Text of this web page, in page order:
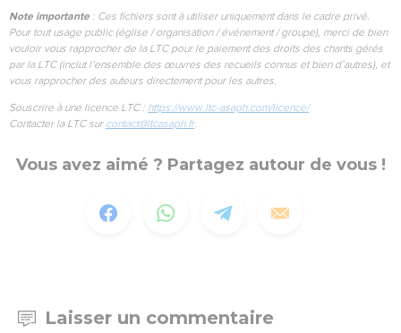
Note importante : Ces fichiers sont à utiliser uniquement dans le cadre privé.
Pour tout usage public (église / organisation / événement / groupe), merci de bien
vouloir vous rapprocher de la LTC pour le paiement des droits des chants gérés
par la LTC (inclut l’ensemble des œuvres des recueils connus et bien d’autres), et
vous rapprocher des auteurs directement pour les autres.
Souscrire à une licence LTC : https://www.ltc-asaph.com/licence/
Contacter la LTC sur contact@ltcasaph.fr.
Vous avez aimé ? Partagez autour de vous !
Laisser un commentaire